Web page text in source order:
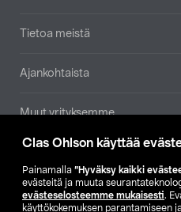
Clas Ohlson käyttää
Painamalla ”Hyväksy kaikki
evästeitä ja muuta
evästeselosteemme mukaisesti.
käyttökokemuksen parantamiseen
Tietoa meistä
Ajankohtaista
Muut yrityksemme
Etsi
SE